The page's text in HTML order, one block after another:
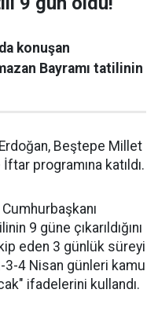
konuşan
Bayramı tatilinin
Beştepe Millet
programına katıldı.
9 güne çıkarıldığını
eden 3 günlük süreyi
3-4 Nisan günleri kamu
ifadelerini kullandı.